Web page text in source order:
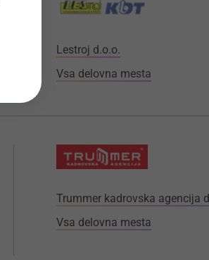
Lestroj d.o.o.
Vsa delovna mesta
Trummer kadrovska agencija
Vsa delovna mesta